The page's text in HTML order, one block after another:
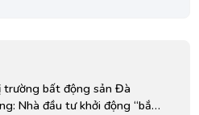
trường bất động sản Đà
Nhà đầu tư khởi động “bắt